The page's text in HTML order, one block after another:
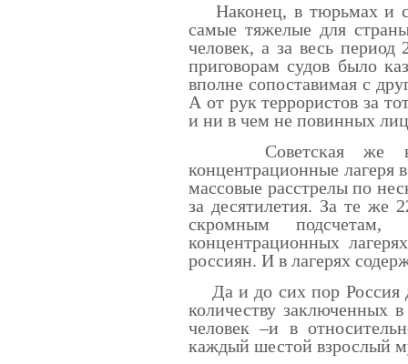
Наконец, в тюрьмах и
самые тяжелые для
человек, а за весь период
приговорам судов было
вполне сопоставимая с
А от рук террористов за
и ни в чем не повинных
Советская же
концентрационные
массовые расстрелы по
за десятилетия. За те же
скромным
концентрационных
россиян. И в лагерях
Да и до сих пор Россия
количеству заключенных
человек –и в
каждый шестой взрослый